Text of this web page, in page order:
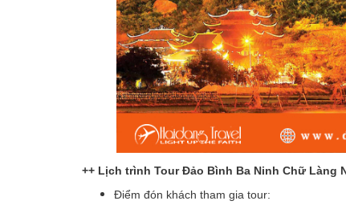
++ Lịch trình Tour Đảo Bình Ba Ninh Chữ Làng
Điểm đón khách tham gia tour: